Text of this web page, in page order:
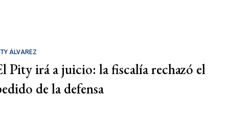
ÁLVAREZ
Pity irá a juicio: la fiscalía rechazó el
de la defensa